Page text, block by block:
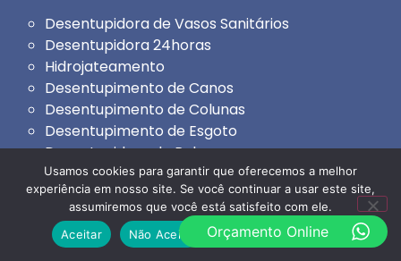
Desentupidora de Vasos Sanitários
Desentupidora 24horas
Hidrojateamento
Desentupimento de Canos
Desentupimento de Colunas
Desentupimento de Esgoto
Desentupidora de Ralo
Desentupidora 24 horas
Limpa Fossa
Limpeza de Caixa d’ Água
Orçamento Online
Usamos cookies para garantir que oferecemos a melhor
experiência em nosso site. Se você continuar a usar este site,
assumiremos que você está satisfeito com ele.
Aceitar
Não Aceito Política de Privacidade